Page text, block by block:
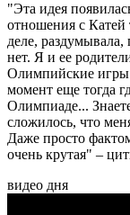
"Эта идея
отношения с Катей
деле,
нет. Я и ее
Олимпийские игры
момент еще тогда
Олимпиаде...
сложилось, что
Даже просто
очень крутая" –
видео дня